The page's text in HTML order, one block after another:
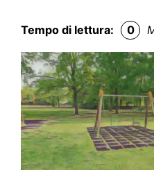
Tempo di lettura: 0